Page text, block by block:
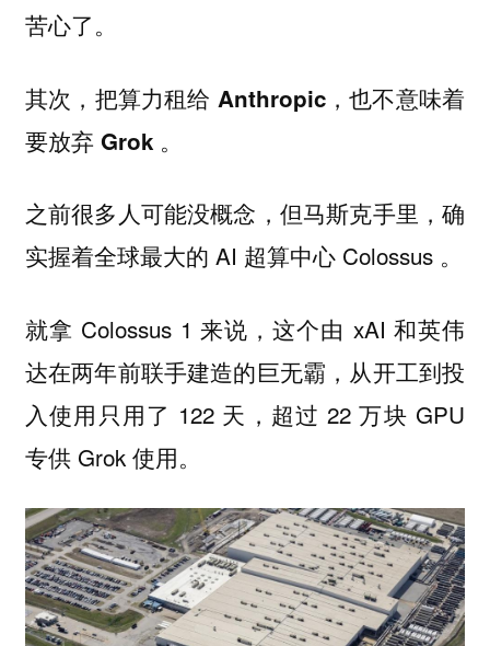
苦心了。
其次，把算力租给 Anthropic，也不意味着
要放弃 Grok 。
之前很多人可能没概念，但马斯克手里，确
实握着全球最大的 AI 超算中心 Colossus 。
就拿 Colossus 1 来说，这个由 xAI 和英伟
达在两年前联手建造的巨无霸，从开工到投
入使用只用了 122 天，超过 22 万块 GPU
专供 Grok 使用。